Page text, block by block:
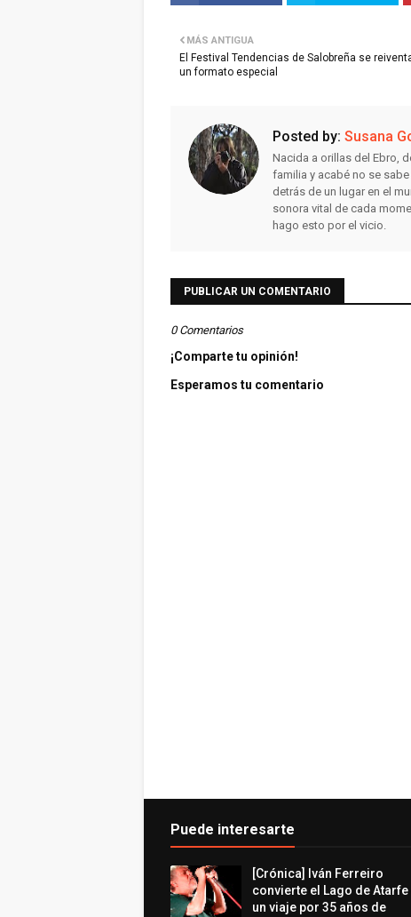
MÁS ANTIGUA
El Festival Tendencias de Salobreña se
un formato especial
Posted by: Susana
Nacida a orillas del Ebro,
familia y acabé no se
detrás de un lugar en el
sonora vital de cada
hago esto por el vicio.
PUBLICAR UN COMENTARIO
0 Comentarios
¡Comparte tu opinión!
Esperamos tu comentario
Puede interesarte
[Crónica] Iván Ferreiro
convierte el Lago de Atarfe
un viaje por 35 años de